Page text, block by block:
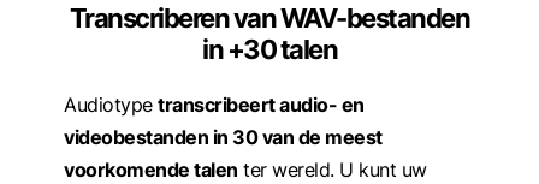
Transcriberen van WAV-bestanden
in +30 talen
Audiotypetranscribeert audio- en
videobestanden in 30 van de meest
voorkomende talen ter wereld. U kunt uw